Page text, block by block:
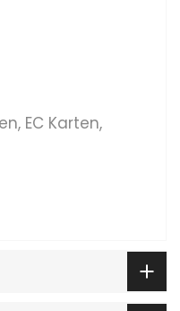
EC Karten,